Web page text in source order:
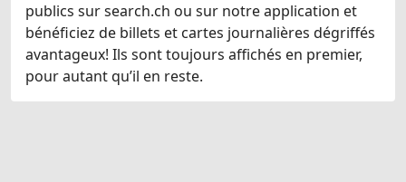
publics sur search.ch ou sur notre application et
bénéficiez de billets et cartes journalières dégriffés
avantageux! Ils sont toujours affichés en premier,
pour autant qu’il en reste.